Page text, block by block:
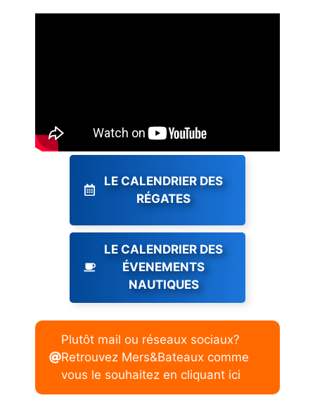
LE CALENDRIER DES
RÉGATES
LE CALENDRIER DES
ÉVENEMENTS
NAUTIQUES
Plutôt mail ou réseaux sociaux?
Retrouvez Mers&Bateaux comme
vous le souhaitez en cliquant ici